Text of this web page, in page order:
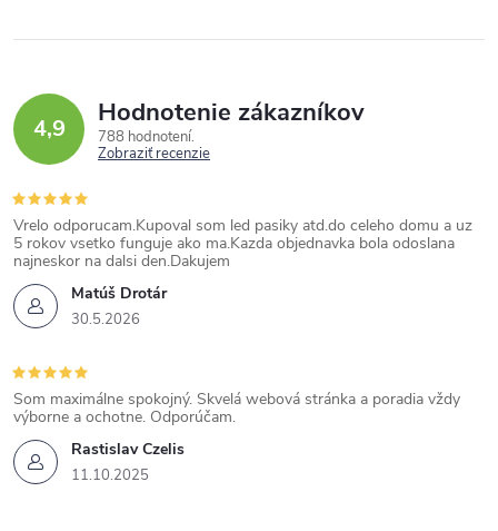
4,9 Hodnotenie zákazníkov
788 hodnotení
Zobraziť recenzie
Matúš Drotár
30.5.2026
Vrelo odporucam.Kupoval som led pasiky atd.do celeho domu a uz
5 rokov vsetko funguje ako ma.Kazda objednavka bola odoslana
najneskor na dalsi den.Dakujem
Rastislav Czelis
11.10.2025
Som maximálne spokojný. Skvelá webová stránka a poradia vždy
výborne a ochotne. Odporúčam.